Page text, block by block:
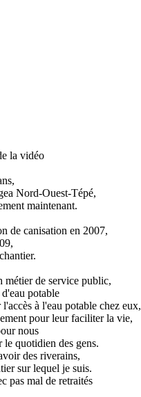
la vidéo
Nord-Ouest-Tépé,
maintenant.
de canisation en 2007,
métier de service public,
potable
à l'eau potable chez eux,
pour leur faciliter la vie,
nous
le quotidien des gens.
des riverains,
sur lequel je suis.
pas mal de retraités